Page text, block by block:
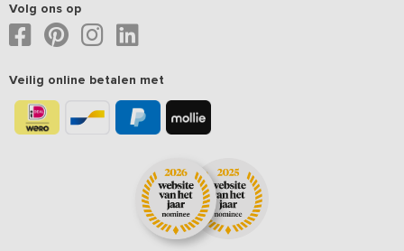
Volg ons op
Veilig online betalen met